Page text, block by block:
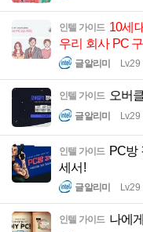
인텔 가이드 10세
우리 회사 PC
글알리미 Lv.29
인텔 가이드 오버
글알리미 Lv.29
인텔 가이드 PC방
세서!
글알리미 Lv.29
인텔 가이드 나에